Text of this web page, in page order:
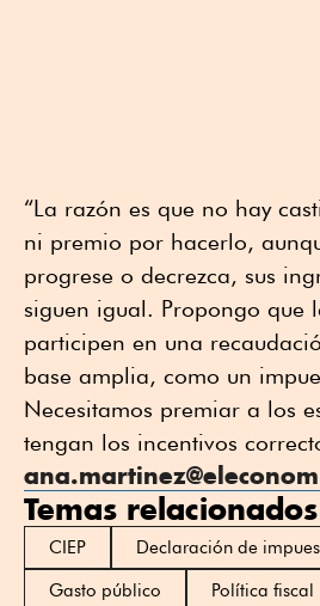
“La razón es que no hay
ni premio por hacerlo,
progrese o decrezca, sus
siguen igual. Propongo que
participen en una
base amplia, como un
Necesitamos premiar a los
tengan los incentivos
Temas relacionados
CIEP
Declaración de
Gasto público
Política fiscal